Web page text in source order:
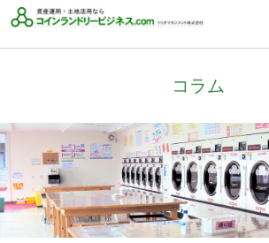
コラム